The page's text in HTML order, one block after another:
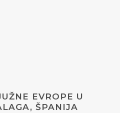
EVROPE U
ŠPANIJA